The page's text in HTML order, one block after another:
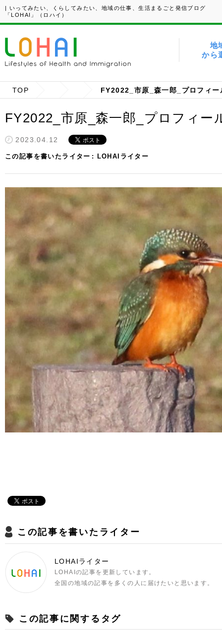
| いってみたい、くらしてみたい、地域の仕事、生活まるごと発信ブログ
「LOHAI」（ロハイ）
地
から
TOP FY2022_市原_森一郎_プロフィー
FY2022_市原_森一郎_プロフィー
2023.04.12
この記事を書いたライター LOHAIライター
この記事を書いたライター
LOHAIライター
LOHAIの記事を更新しています。
全国の地域の記事を多くの人に届けたいと思います。
この記事に関するタグ